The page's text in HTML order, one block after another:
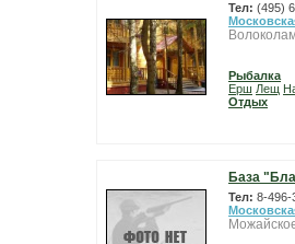
Тел: (495)
Рыбалка
Ерш Лещ
Отдых
База
Тел: 8-496-